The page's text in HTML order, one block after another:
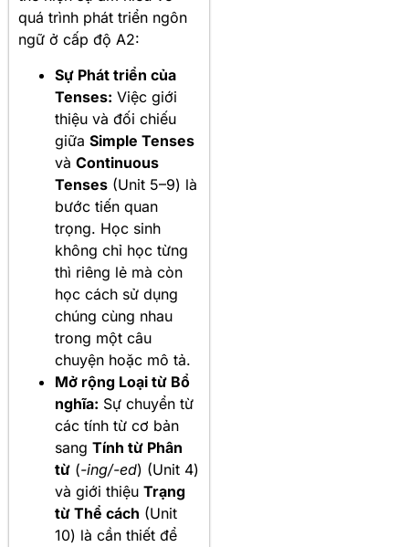
quá trình phát triển ngôn
ngữ ở cấp độ A2:
Sự Phát triển của
Tenses: Việc giới
thiệu và đối chiếu
giữa Simple Tenses
và Continuous
Tenses (Unit 5–9) là
bước tiến quan
trọng. Học sinh
không chỉ học từng
thì riêng lẻ mà còn
học cách sử dụng
chúng cùng nhau
trong một câu
chuyện hoặc mô tả.
Mở rộng Loại từ Bổ
nghĩa: Sự chuyển từ
các tính từ cơ bản
sang Tính từ Phân
từ (-ing/-ed) (Unit 4)
và giới thiệu Trạng
từ Thể cách (Unit
10) là cần thiết để